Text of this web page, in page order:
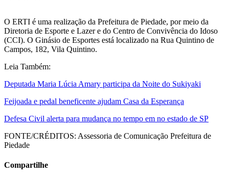
O ERTI é uma realização da Prefeitura de Piedade, por meio da
Diretoria de Esporte e Lazer e do Centro de Convivência do Idoso
(CCI). O Ginásio de Esportes está localizado na Rua Quintino de
Campos, 182, Vila Quintino.
Leia Também:
Deputada Maria Lúcia Amary participa da Noite do Sukiyaki
Feijoada e pedal beneficente ajudam Casa da Esperança
Defesa Civil alerta para mudança no tempo em no estado de SP
FONTE/CRÉDITOS: Assessoria de Comunicação Prefeitura de
Piedade
Compartilhe